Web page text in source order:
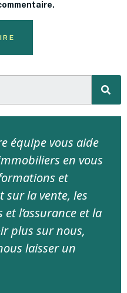
équipe vous aide
en vous
et
sur la vente, les
l’assurance et la
plus sur nous,
laisser un